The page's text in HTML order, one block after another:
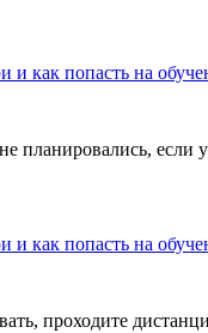
как попасть на
планировались,
как попасть на
проходите